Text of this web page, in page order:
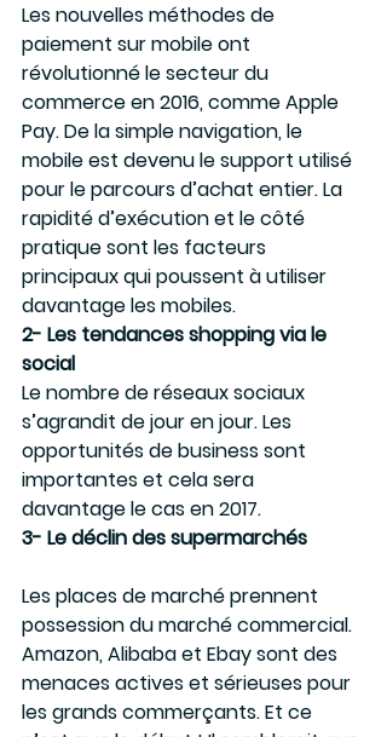
Les nouvelles méthodes de
paiement sur mobile ont
révolutionné le secteur du
commerce en 2016, comme Apple
Pay. De la simple navigation, le
mobile est devenu le support utilisé
pour le parcours d’achat entier. La
rapidité d’exécution et le côté
pratique sont les facteurs
principaux qui poussent à utiliser
davantage les mobiles.
2- Les tendances shopping via le
social
Le nombre de réseaux sociaux
s’agrandit de jour en jour. Les
opportunités de business sont
importantes et cela sera
davantage le cas en 2017.
3- Le déclin des supermarchés
Les places de marché prennent
possession du marché commercial.
Amazon, Alibaba et Ebay sont des
menaces actives et sérieuses pour
les grands commerçants. Et ce